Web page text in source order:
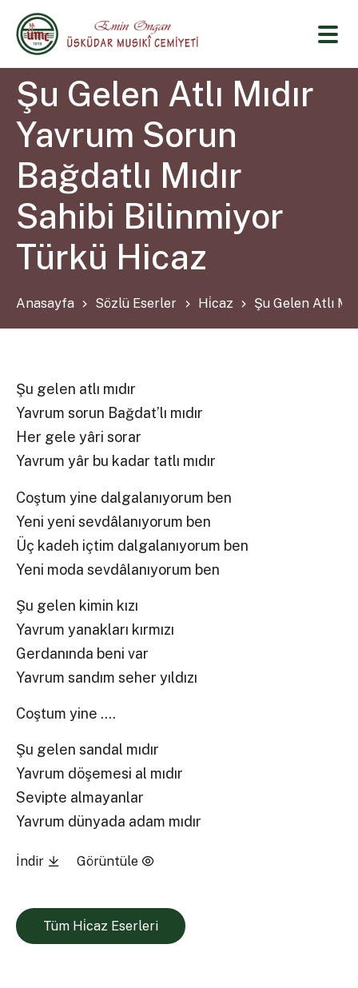
Şu Gelen Atlı Mıdır
Yavrum Sorun
Bağdatlı Mıdır
Sahibi Bilinmiyor
Türkü Hicaz
Anasayfa Sözlü Eserler Hi̇caz Şu Gelen Atlı
Şu gelen atlı mıdır
Yavrum sorun Bağdat’lı mıdır
Her gele yâri sorar
Yavrum yâr bu kadar tatlı mıdır
Coştum yine dalgalanıyorum ben
Yeni yeni sevdâlanıyorum ben
Üç kadeh içtim dalgalanıyorum ben
Yeni moda sevdâlanıyorum ben
Şu gelen kimin kızı
Yavrum yanakları kırmızı
Gerdanında beni var
Yavrum sandım seher yıldızı
Coştum yine ….
Şu gelen sandal mıdır
Yavrum döşemesi al mıdır
Sevipte almayanlar
Yavrum dünyada adam mıdır
İndir Görüntüle
Tüm Hi̇caz Eserleri